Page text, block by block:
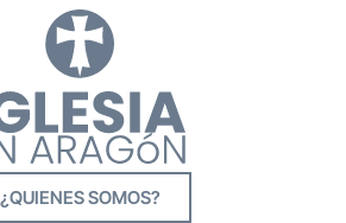
¿QUIENES SOMOS?